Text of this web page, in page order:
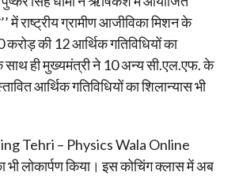
में राष्ट्रीय ग्रामीण आजीविका मिशन के
की 12 आर्थिक गतिविधियों का
साथ ही मुख्यमंत्री ने 10 अन्य सी.एल.एफ. के
आर्थिक गतिविधियों का शिलान्यास भी
Tehri – Physics Wala Online
लोकार्पण किया। इस कोचिंग क्लास में अब